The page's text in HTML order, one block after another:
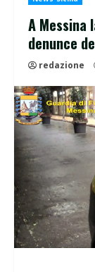
A
denunce
redazione